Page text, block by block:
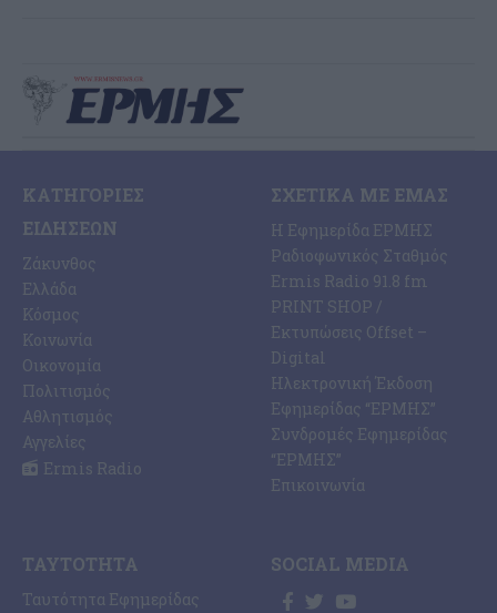
ΚΑΤΗΓΟΡΊΕΣ
ΕΙΔΉΣΕΩΝ
Ζάκυνθος
Ελλάδα
Κόσμος
Κοινωνία
Οικονομία
Πολιτισμός
Αθλητισμός
Αγγελίες
Ermis Radio
ΣΧΕΤΙΚΆ ΜΕ ΕΜΆΣ
Η Εφημερίδα ΕΡΜΗΣ
Ραδιοφωνικός Σταθμός
Ermis Radio 91.8 fm
PRINT SHOP /
Εκτυπώσεις Offset –
Digital
Ηλεκτρονική Έκδοση
Εφημερίδας “ΕΡΜΗΣ”
Συνδρομές Εφημερίδας
“ΕΡΜΗΣ”
Επικοινωνία
ΤΑΥΤΌΤΗΤΑ
Ταυτότητα Εφημερίδας
SOCIAL MEDIA